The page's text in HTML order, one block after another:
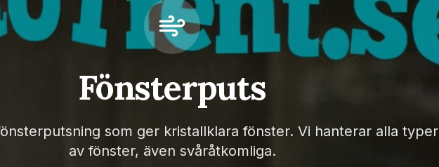
Fönsterputs
som ger kristallklara fönster. Vi hanterar alla typer
av fönster, även svåråtkomliga.